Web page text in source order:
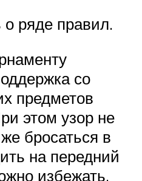
ряде правил.
со
предметов
этом узор не
бросаться в
на передний
избежать,